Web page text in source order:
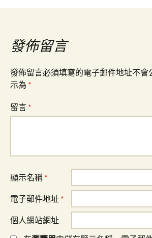
導
覽發佈留言
發佈留言必須填寫的電子郵件地址不會
示為 *
留言 *
顯示名稱 *
電子郵件地址 *
個人網站網址